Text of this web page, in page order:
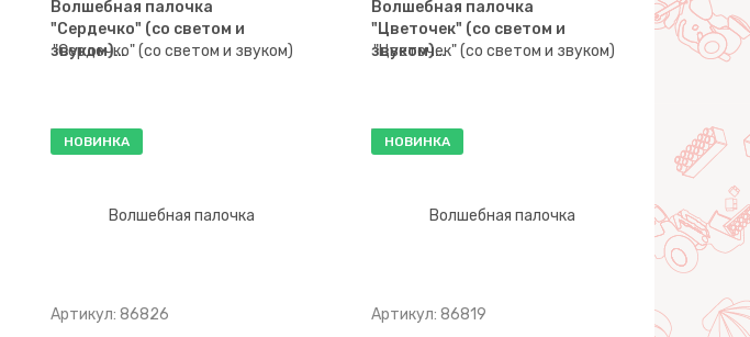
Волшебная палочка
"Сердечко" (со светом и
звуком)…
Волшебная палочка
"Цветочек" (со светом и
звуком)…
НОВИНКА
Артикул: 86826
НОВИНКА
Артикул: 86819